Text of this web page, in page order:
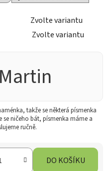
Zvolte variantu
Zvolte variantu
takže se některá písmenka
ničeho bát, písmenka máme a
ručně.
DO KOŠÍKU